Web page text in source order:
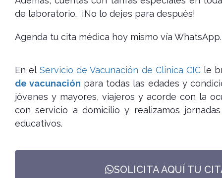
de laboratorio. ¡No lo dejes para después!
Agenda tu cita médica hoy mismo vía WhatsApp.
En elServicio de Vacunación de Clínica CICle
de vacunación para todas las edades y
jóvenes y mayores, viajeros y acorde con la
con servicio a domicilio y realizamos
educativos.
SOLICITA AQUÍ TU